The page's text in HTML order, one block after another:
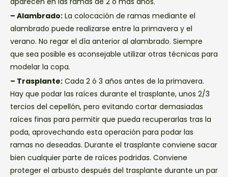
– Alambrado: La colocación de ramas mediante el
alambrado puede realizarse entre la primavera y el
verano. No regar el día anterior al alambrado. Siempre
que sea posible es aconsejable utilizar otras técnicas para
modelar la copa.
– Trasplante: Cada 2 ó 3 años antes de la primavera.
Hay que podar las raíces durante el trasplante, unos 2/3
tercios del cepellón, pero evitando cortar demasiadas
raíces finas para permitir que pueda recuperarlas tras la
poda, aprovechando esta operación para podar las
ramas no deseadas. Durante el trasplante conviene sacar
bien cualquier parte de raíces podridas. Conviene
proteger el arbusto después del trasplante durante un par